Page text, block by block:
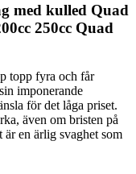
med kulled Quad
250cc Quad
topp fyra och får
imponerande
för det låga priset.
även om bristen på
en ärlig svaghet som